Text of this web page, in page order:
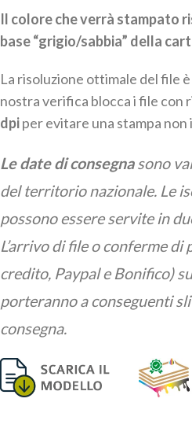
Il colore che verrà stampato
base “grigio/sabbia” della
La risoluzione ottimale del file
nostra verifica blocca i file con
dpiper evitare una stampa non
Le date di consegnasono
del territorio nazionale. Le
possono essere servite in
L’arrivo di file o conferme di
credito, Paypal e Bonifico)
porteranno a conseguenti
consegna.